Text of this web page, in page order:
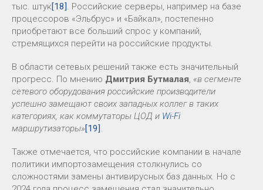
тыс. штук[18]. Российские серверы, например на базе
процессоров «Эльбрус» и «Байкал», постепенно
приобретают все больший спрос у компаний,
стремящихся перейти на российские продукты.
В области сетевых решений также есть значительный
прогресс. По мнению Дмитрия Бутмалая, «в сегменте
сетевого оборудования российские производители
успешно замещают своих западных коллег в таких
категориях, как коммутаторы ЦОД и Wi-Fi
маршрутизаторы»[19].
Также отмечается, что российские компании в начале
политики импортозамещения столкнулись со
сложностями замены антивирусных баз данных. Но с